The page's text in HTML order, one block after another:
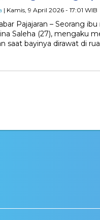
| Kamis, 9 April 2026 - 17:01 WIB
Pajajaran – Seorang
Saleha (27), mengaku
saat bayinya dirawat di